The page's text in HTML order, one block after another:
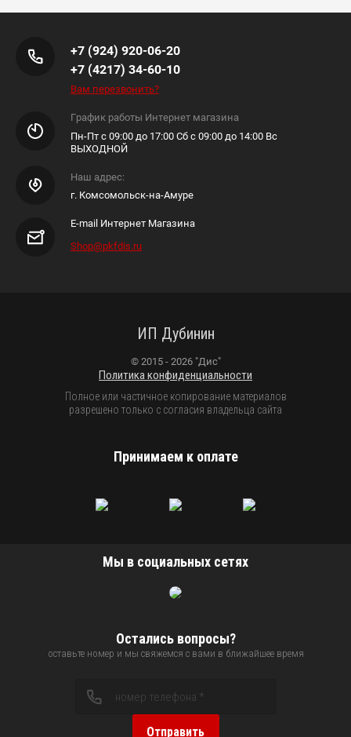
+7 (924) 920-06-20
+7 (4217) 34-60-10
Вам перезвонить?
График работы Интернет магазина
Пн-Пт с 09:00 до 17:00 Сб с 09:00 до 14:00 Вс
ВЫХОДНОЙ
Наш адрес:
г. Комсомольск-на-Амуре
E-mail Интернет Магазина
Shop@pkfdis.ru
ИП Дубинин
© 2015 - 2026 "Дис"
Политика конфиденциальности
Полное или частичное копирование материалов
разрешено только с согласия владельца сайта
Принимаем к оплате
Мы в социальных сетях
Остались вопросы?
оставьте номер и мы свяжемся с вами в ближайшее время
Отправить